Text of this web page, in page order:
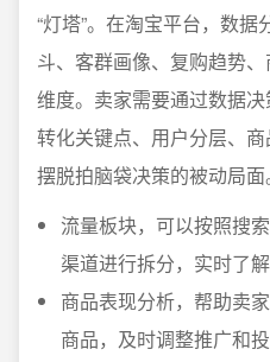
“灯塔”。在淘宝平台，数
斗、客群画像、复购趋势
维度。卖家需要通过数据决
转化关键点、用户分层、
摆脱拍脑袋决策的被动局面
流量板块，可以按照搜
渠道进行拆分，实时了
商品表现分析，帮助卖
商品，及时调整推广和投